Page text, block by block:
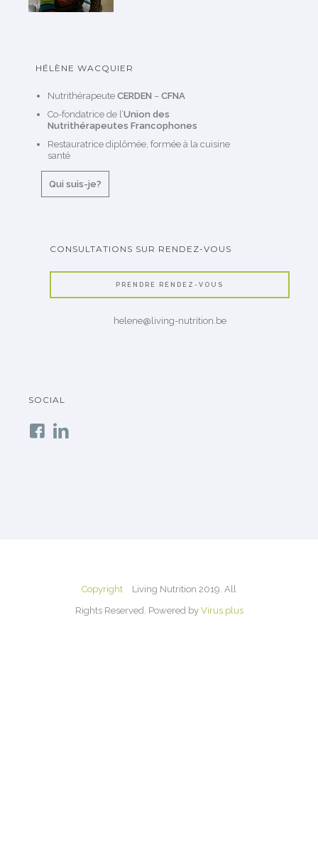
HÉLÈNE WACQUIER
Nutrithérapeute CERDEN – CFNA
Co-fondatrice de l’Union des
Nutrithérapeutes Francophones
Restauratrice diplômée, formée à la cuisine
santé
Qui suis-je?
CONSULTATIONS SUR RENDEZ-VOUS
PRENDRE RENDEZ-VOUS
helene@living-nutrition.be
SOCIAL
Copyright
Living Nutrition 2019. All
Rights Reserved. Powered by Virus.plus